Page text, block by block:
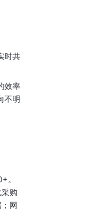
时共
效率
不明
。
购
网